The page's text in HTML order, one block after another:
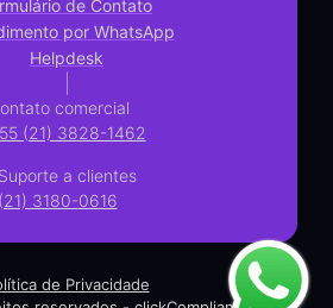
de Contato
por WhatsApp
Helpdesk
comercial
(21) 3828-1462
Suporte a clientes
(21) 3180-0616
de Privacidade